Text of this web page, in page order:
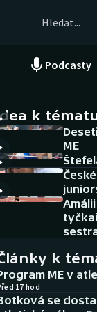
Podcasty
NEPŘEHLÉDNĚTE
Historické
Aplikace ČT
AZ kvíz
k
ME
k
ME v
17 hod
se